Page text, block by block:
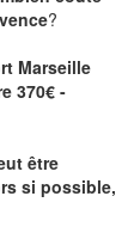
?
Marseille
370€ -
être
si possible,